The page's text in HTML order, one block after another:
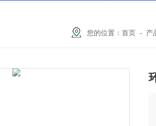
您的位置：首页 - 产